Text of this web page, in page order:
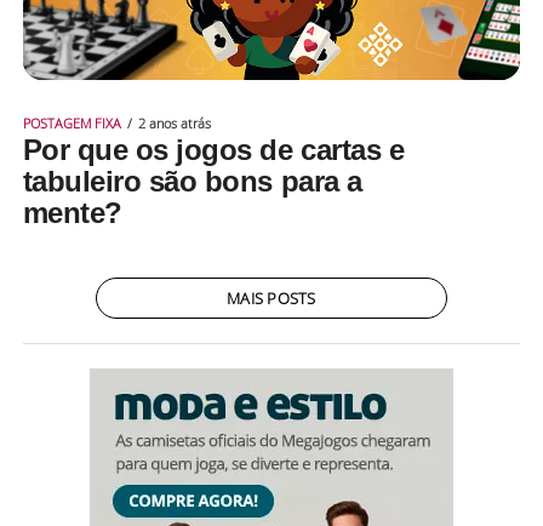
POSTAGEM FIXA 2 anos atrás
Por que os jogos de cartas e
tabuleiro são bons para a
mente?
MAIS POSTS